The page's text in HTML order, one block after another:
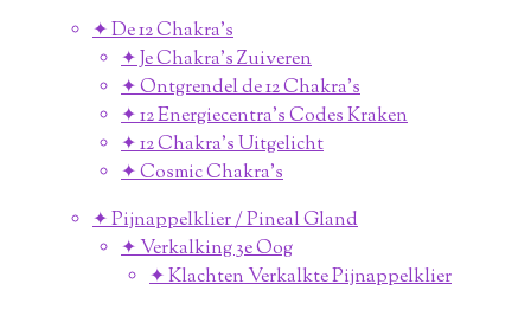
✦ De 12 Chakra's
✦ Je Chakra's Zuiveren
✦ Ontgrendel de 12 Chakra's
✦ 12 Energiecentra's Codes Kraken
✦ 12 Chakra's Uitgelicht
✦ Cosmic Chakra's
✦ Pijnappelklier / Pineal Gland
✦ Verkalking 3e Oog
✦ Klachten Verkalkte Pijnappelklier